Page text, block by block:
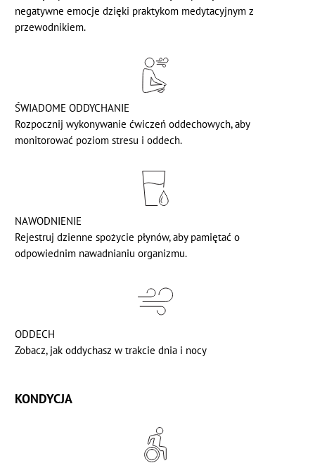
negatywne emocje dzięki praktykom medytacyjnym z
przewodnikiem.
ŚWIADOME ODDYCHANIE
Rozpocznij wykonywanie ćwiczeń oddechowych, aby
monitorować poziom stresu i oddech.
NAWODNIENIE
Rejestruj dzienne spożycie płynów, aby pamiętać o
odpowiednim nawadnianiu organizmu.
ODDECH
Zobacz, jak oddychasz w trakcie dnia i nocy
KONDYCJA